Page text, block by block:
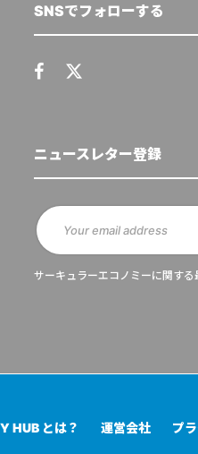
SNSでフォローする
ニュースレター登録
サーキュラーエコノミーに関する
HUB とは？ 運営会社 プ